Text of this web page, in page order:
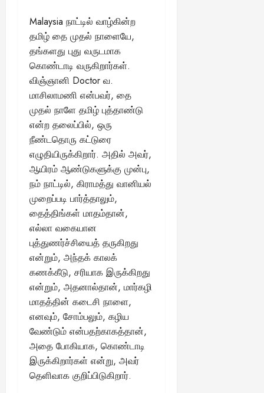
Malaysia நாட்டில் வாழ்கின்ற
தமிழ் தை முதல் நாளையே,
தங்களது புது வருடமாக
கொண்டாடி வருகிறார்கள்.
விஞ்ஞானி Doctor வ.
மாசிலாமணி என்பவர், தை
முதல் நாளே தமிழ் புத்தாண்டு
என்ற தலைப்பில், ஒரு
நீண்டதொரு கட்டுரை
எழுதியிருக்கிறார். அதில் அவர்,
ஆயிரம் ஆண்டுகளுக்கு முன்பு,
நம் நாட்டில், கிராமத்து வானியல்
முறைப்படி பார்த்தாலும்,
தைத்திங்கள் மாதம்தான்,
எல்லா வகையான
புத்துணர்ச்சியைத் தருகிறது
என்றும், அந்தக் காலக்
கணக்கீடு, சரியாக இருக்கிறது
என்றும், அதனால்தான், மார்கழி
மாதத்தின் கடைசி நாளை,
எனவும், சோம்பலும், கழிய
வேண்டும் என்பதற்காகத்தான்,
அதை போகியாக, கொண்டாடி
இருக்கிறார்கள் என்று, அவர்
தெளிவாக குறிப்பிடுகிறார்.